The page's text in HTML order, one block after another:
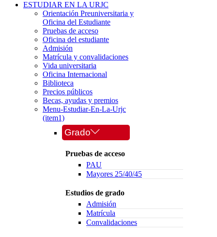
ESTUDIAR EN LA URJC
Orientación Preuniversitaria y
Oficina del Estudiante
Pruebas de acceso
Oficina del estudiante
Admisión
Matrícula y convalidaciones
Vida universitaria
Oficina Internacional
Biblioteca
Precios públicos
Becas, ayudas y premios
Menu-Estudiar-En-La-Urjc
(item1)
Grado
Pruebas de acceso
PAU
Mayores 25/40/45
Estudios de grado
Admisión
Matrícula
Convalidaciones